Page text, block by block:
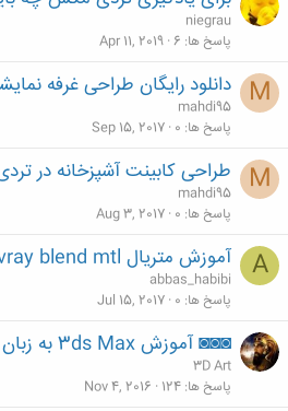
niegrau
پاسخ ها 6
Apr 11, 2019
M دانلود رایگان طراحی غرفه
mahdi95
پاسخ ها 0
Sep 15, 2017
M طراحی کابینت آشپزخانه در
mahdi95
پاسخ ها 0
Aug 3, 2017
A آموزش متریال vray blend mtl در 3dsmax
abbas_habibi
پاسخ ها 0
Jul 15, 2017
◙◙◙ آموزش 3ds Max به زبان فارسی ◙◙◙
3D Art
پاسخ ها 124
Nov 4, 2016